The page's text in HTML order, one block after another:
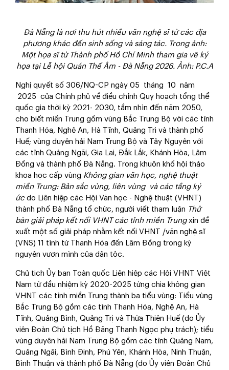
Đà Nẵng là nơi thu hút nhiều văn nghệ sĩ từ các địa
phương khác đến sinh sống và sáng tác. Trong ảnh:
Một họa sĩ từ Thành phố Hồ Chí Minh tham gia vẽ ký
họa tại Lễ hội Quán Thế Âm - Đà Nẵng 2026. Ảnh: P.C.A
Nghị quyết số 306/NQ-CP ngày 05 tháng 10 năm
2025 của Chính phủ về điều chỉnh Quy hoạch tổng thể
quốc gia thời kỳ 2021- 2030, tầm nhìn đến năm 2050,
cho biết miền Trung gồm vùng Bắc Trung Bộ với các tỉnh
Thanh Hóa, Nghệ An, Hà Tĩnh, Quảng Trị và thành phố
Huế; vùng duyên hải Nam Trung Bộ và Tây Nguyên với
các tỉnh Quảng Ngãi, Gia Lai, Đắk Lắk, Khánh Hòa, Lâm
Đồng và thành phố Đà Nẵng. Trong khuôn khổ hội thảo
khoa học cấp vùng Không gian văn học, nghệ thuật
miền Trung: Bản sắc vùng, liên vùng và các tầng ký
ức do Liên hiệp các Hội Văn học - Nghệ thuật (VHNT)
thành phố Đà Nẵng tổ chức, người viết tham luận Thử
bàn giải pháp kết nối VHNT các tỉnh miền Trung xin đề
xuất một số giải pháp nhằm kết nối VHNT /văn nghệ sĩ
(VNS) 11 tỉnh từ Thanh Hóa đến Lâm Đồng trong kỷ
nguyên vươn mình của dân tộc.
Chủ tịch Ủy ban Toàn quốc Liên hiệp các Hội VHNT Việt
Nam từ đầu nhiệm kỳ 2020-2025 từng chia không gian
VHNT các tỉnh miền Trung thành ba tiểu vùng: Tiểu vùng
Bắc Trung Bộ gồm các tỉnh Thanh Hóa, Nghệ An, Hà
Tĩnh, Quảng Bình, Quảng Trị và Thừa Thiên Huế (do Ủy
viên Đoàn Chủ tịch Hồ Đăng Thanh Ngọc phụ trách); tiểu
vùng duyên hải Nam Trung Bộ gồm các tỉnh Quảng Nam,
Quảng Ngãi, Bình Định, Phú Yên, Khánh Hòa, Ninh Thuận,
Bình Thuận và thành phố Đà Nẵng (do Ủy viên Đoàn Chủ